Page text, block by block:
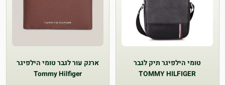
טומי הילפיגר תיק לגבר
TOMMY HILFIGER
ארנק עור לגבר טומי הילפיגר
Tommy Hilfiger